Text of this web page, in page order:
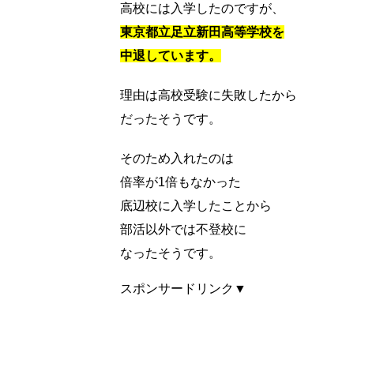
高校には入学したのですが、
東京都立足立新田高等学校を
中退しています。
理由は高校受験に失敗したから
だったそうです。
そのため入れたのは
倍率が1倍もなかった
底辺校に入学したことから
部活以外では不登校に
なったそうです。
スポンサードリンク▼